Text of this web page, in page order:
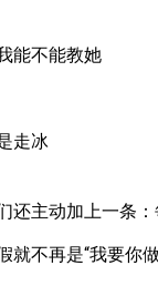
能不能教她
走冰
还主动加上一条：
就不再是“我要你